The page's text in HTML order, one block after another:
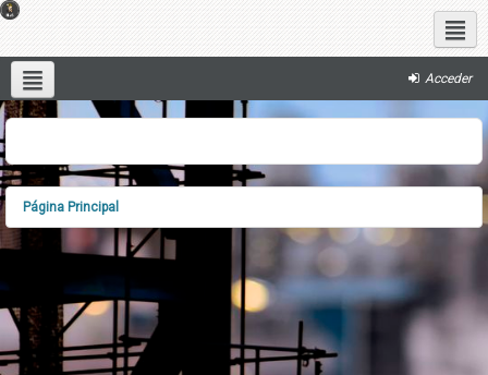
Acceder
Español - Internacional ‎(es)‎
Página Principal